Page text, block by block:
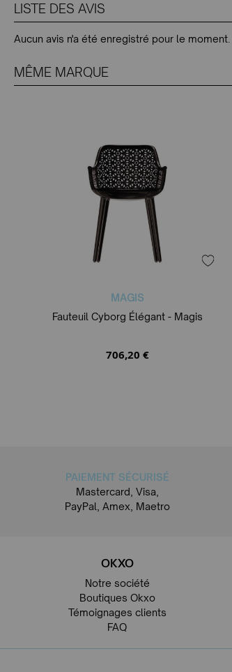
LISTE DES AVIS
Aucun avis n'a été enregistré pour le moment.
MÊME MARQUE
MAGIS
Fauteuil Cyborg Élégant - Magis
706,20 €
PAIEMENT SÉCURISÉ
Mastercard, Visa,
PayPal, Amex, Maetro
OKXO
Notre société
Boutiques Okxo
Témoignages clients
FAQ